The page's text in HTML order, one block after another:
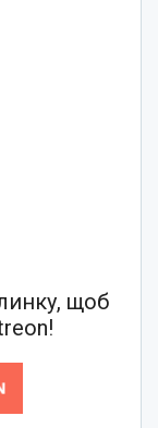
щоб